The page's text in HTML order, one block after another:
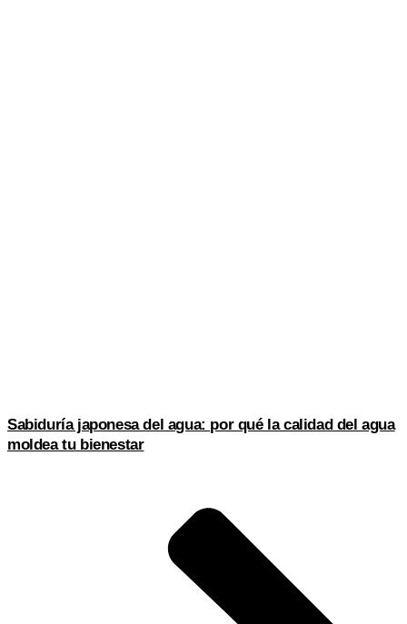
Sabiduría japonesa del agua: por qué la calidad del agua
moldea tu bienestar